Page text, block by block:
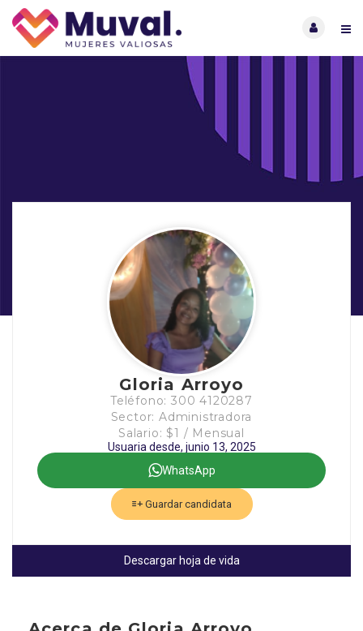
Gloria Arroyo
Teléfono: 300 4120287
Sector: Administradora
Salario: $1 / Mensual
Usuaria desde, junio 13, 2025
WhatsApp
Guardar candidata
Descargar hoja de vida